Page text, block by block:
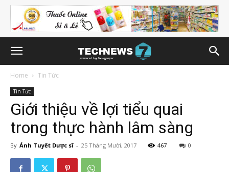
Home Tin Tức
Tin Tức
Giới thiệu về lợi tiểu quai
trong thực hành lâm sàng
By Ánh Tuyết Dược sĩ - 25 Tháng Mười, 2017 467 0